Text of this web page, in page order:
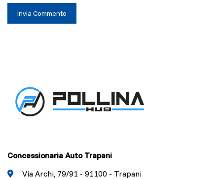
Concessionaria Auto Trapani
Via Archi, 79/91 - 91100 - Trapani